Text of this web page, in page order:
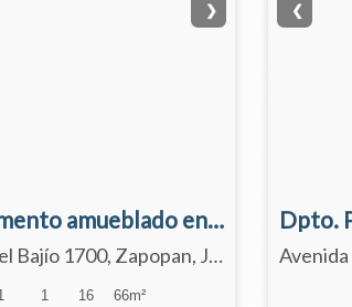
❯
Departamento amueblado en renta - servicios incluidos
Avenida Del Bajío 1700, Zapopan, Jalisco 45010
1 16 66m²
❮